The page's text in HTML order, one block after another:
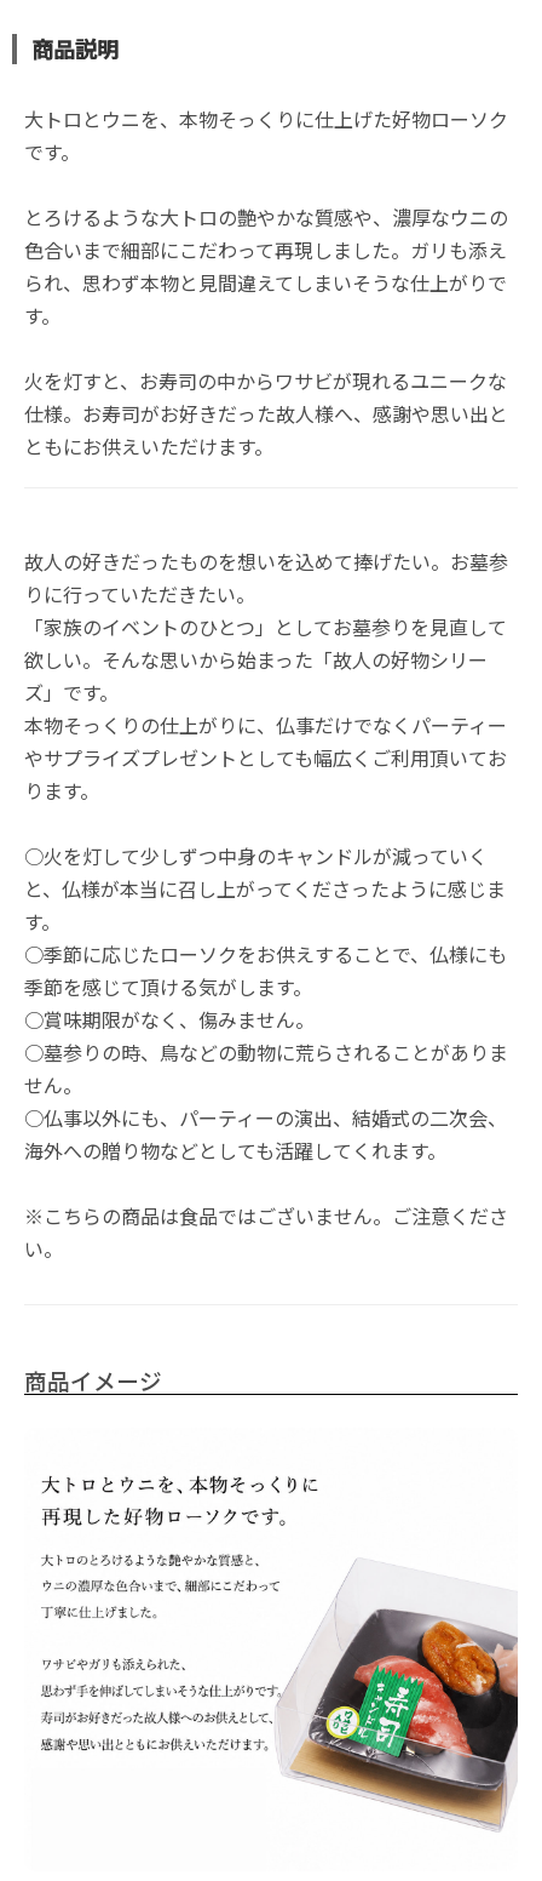
商品説明
大トロとウニを、本物そっくりに仕上げた好物ローソク
です。
とろけるような大トロの艶やかな質感や、濃厚なウニの
色合いまで細部にこだわって再現しました。ガリも添え
られ、思わず本物と見間違えてしまいそうな仕上がりで
す。
火を灯すと、お寿司の中からワサビが現れるユニークな
仕様。お寿司がお好きだった故人様へ、感謝や思い出と
ともにお供えいただけます。
故人の好きだったものを想いを込めて捧げたい。お墓参
りに行っていただきたい。
「家族のイベントのひとつ」としてお墓参りを見直して
欲しい。そんな思いから始まった「故人の好物シリー
ズ」です。
本物そっくりの仕上がりに、仏事だけでなくパーティー
やサプライズプレゼントとしても幅広くご利用頂いてお
ります。
○火を灯して少しずつ中身のキャンドルが減っていく
と、仏様が本当に召し上がってくださったように感じま
す。
○季節に応じたローソクをお供えすることで、仏様にも
季節を感じて頂ける気がします。
○賞味期限がなく、傷みません。
○墓参りの時、鳥などの動物に荒らされることがありま
せん。
○仏事以外にも、パーティーの演出、結婚式の二次会、
海外への贈り物などとしても活躍してくれます。
※こちらの商品は食品ではございません。ご注意くださ
い。
商品イメージ